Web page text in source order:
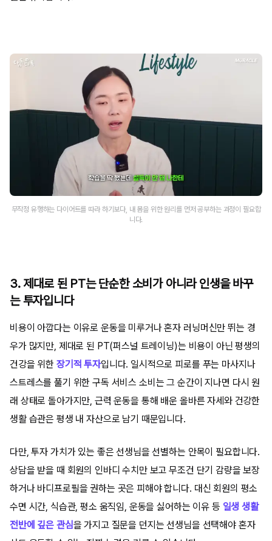
무작정 유행하는 다이어트를 따라 하기보다, 내 몸을 위한 원리를 먼저 공부하는 과정이 필요합
니다.
3. 제대로 된 PT는 단순한 소비가 아니라 인생을 바꾸
는 투자입니다
비용이 아깝다는 이유로 운동을 미루거나 혼자 러닝머신만 뛰는 경
우가 많지만, 제대로 된 PT(퍼스널 트레이닝)는 비용이 아닌 평생의
건강을 위한 장기적 투자입니다. 일시적으로 피로를 푸는 마사지나
스트레스를 풀기 위한 구독 서비스 소비는 그 순간이 지나면 다시 원
래 상태로 돌아가지만, 근력 운동을 통해 배운 올바른 자세와 건강한
생활 습관은 평생 내 자산으로 남기 때문입니다.
다만, 투자 가치가 있는 좋은 선생님을 선별하는 안목이 필요합니다.
상담을 받을 때 회원의 인바디 수치만 보고 무조건 단기 감량을 보장
하거나 바디프로필을 권하는 곳은 피해야 합니다. 대신 회원의 평소
수면 시간, 식습관, 평소 움직임, 운동을 싫어하는 이유 등 일생 생활
전반에 깊은 관심을 가지고 질문을 던지는 선생님을 선택해야 혼자